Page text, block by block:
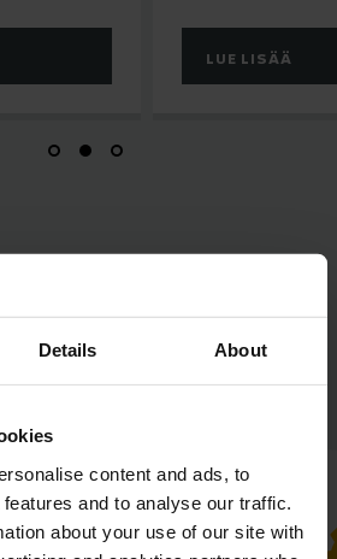
Details About
content and ads, to
and to analyse our traffic.
about your use of our site with
LUE LISÄÄ
projektin pääpiirteet